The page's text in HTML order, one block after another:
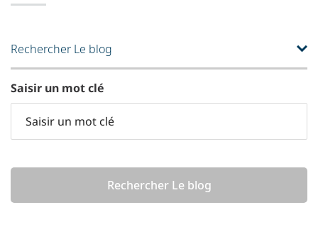
Rechercher Le blog
Saisir un mot clé
Rechercher Le blog